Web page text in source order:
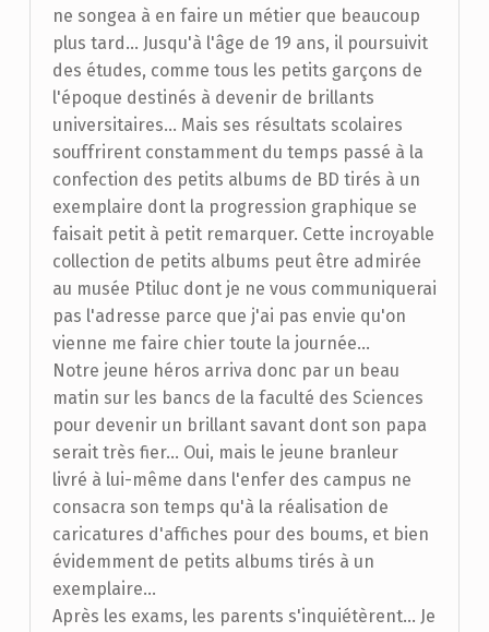
ne songea à en faire un métier que beaucoup
plus tard... Jusqu'à l'âge de 19 ans, il poursuivit
des études, comme tous les petits garçons de
l'époque destinés à devenir de brillants
universitaires... Mais ses résultats scolaires
souffrirent constamment du temps passé à la
confection des petits albums de BD tirés à un
exemplaire dont la progression graphique se
faisait petit à petit remarquer. Cette incroyable
collection de petits albums peut être admirée
au musée Ptiluc dont je ne vous communiquerai
pas l'adresse parce que j'ai pas envie qu'on
vienne me faire chier toute la journée...
Notre jeune héros arriva donc par un beau
matin sur les bancs de la faculté des Sciences
pour devenir un brillant savant dont son papa
serait très fier... Oui, mais le jeune branleur
livré à lui-même dans l'enfer des campus ne
consacra son temps qu'à la réalisation de
caricatures d'affiches pour des boums, et bien
évidemment de petits albums tirés à un
exemplaire...
Après les exams, les parents s'inquiétèrent... Je